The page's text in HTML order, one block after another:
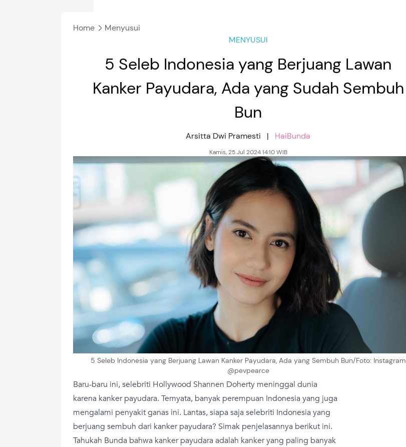
Home
Menyusui
MENYUSUI
5 Seleb Indonesia yang Berjuang Lawan
Kanker Payudara, Ada yang Sudah Sembuh
Bun
Arsitta Dwi Pramesti | HaiBunda
Kamis, 25 Jul 2024 14:10 WIB
5 Seleb Indonesia yang Berjuang Lawan Kanker Payudara, Ada yang Sembuh Bun/Foto: Instagram
@pevpearce
Baru-baru ini, selebriti Hollywood Shannen Doherty meninggal dunia
karena kanker payudara. Ternyata, banyak perempuan Indonesia yang juga
mengalami penyakit ganas ini. Lantas, siapa saja selebriti Indonesia yang
berjuang sembuh dari kanker payudara? Simak penjelasannya berikut ini.
Tahukah Bunda bahwa kanker payudara adalah kanker yang paling banyak